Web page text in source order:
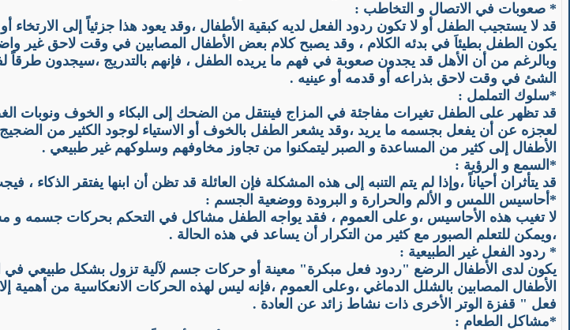
* صعوبات في الاتصال و التخاطب :
قد لا يستجيب الطفل أو لا تكون ردود الفعل لديه كبقية الأطفال ،وقد يعود هذا جزئياً إلى
يكون الطفل بطيئاَ في بدئه الكلام ، وقد يصبح كلام بعض الأطفال المصابين في وقت لاحق غير
وبالرغم من أن الأهل قد يجدون صعوبة في فهم ما يريده الطفل ، فإنهم بالتدريج ،سيجدون طرقاً
الشئ في وقت لاحق بذراعه أو قدمه أو عينيه .
*سلوك التململ :
قد تظهر على الطفل تغيرات مفاجئة في المزاج فينتقل من الضحك إلى البكاء و الخوف
لعجزه عن أن يفعل بجسمه ما يريد ،وقد يشعر الطفل بالخوف أو الاستياء لوجود الكثير من
الأطفال إلى كثير من المساعدة و الصبر ليتمكنوا من تجاوز مخاوفهم وسلوكهم غير طبيعي .
* السمع و الرؤية :
قد يتأثران أحياناً ،وإذا لم يتم التنبه إلى هذه المشكلة فإن العائلة قد تظن أن ابنها يفتقر الذكاء
* أحاسيس اللمس و الألم والحرارة و البرودة ووضعية الجسم :
لا تغيب هذه الأحاسيس ،و على العموم ، فقد يواجه الطفل مشاكل في التحكم بحركات جسمه و
،ويمكن للتعلم الصبور مع كثير من التكرار أن يساعد في هذه الحالة .
* ردود الفعل غير الطبيعية :
يكون لدى الأطفال الرضع "ردود فعل مبكرة" معينة أو حركات جسم لآلية تزول بشكل طبيعي في
الأطفال المصابين بالشلل الدماغي ،وعلى العموم ،فإنه ليس لهذه الحركات الانعكاسية من
فعل " قفزة الوتر الأخرى ذات نشاط زائد عن العادة .
*مشاكل الطعام :